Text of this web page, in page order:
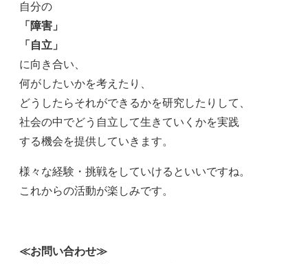
自分の
「障害」
「自立」
に向き合い、
何がしたいかを考えたり、
どうしたらそれができるかを研究したりして、
社会の中でどう自立して生きていくかを実践
する機会を提供していきます。
様々な経験・挑戦をしていけるといいですね。
これからの活動が楽しみです。
≪お問い合わせ≫